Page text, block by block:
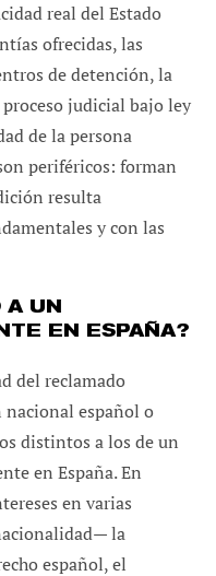
real del Estado
ofrecidas, las
de detención, la
judicial bajo ley
de la persona
periféricos: forman
resulta
y con las
UN
EN ESPAÑA?
del reclamado
nacional español o
distintos a los de un
en España. En
en varias
la
español, el